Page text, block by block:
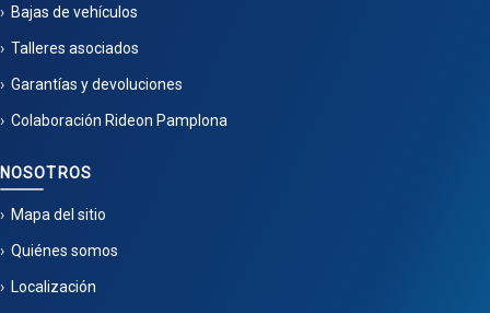
Bajas de vehículos
Talleres asociados
Garantías y devoluciones
Colaboración Rideon Pamplona
NOSOTROS
Mapa del sitio
Quiénes somos
Localización